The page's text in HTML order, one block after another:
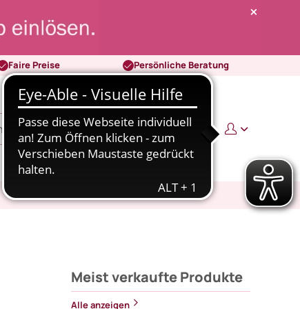
Faire Preise Persönliche Beratung
0 0,00 €
Meist verkaufte Produkte
Alle anzeigen